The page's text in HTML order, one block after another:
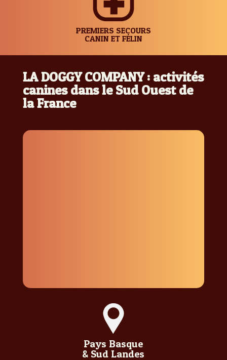
PREMIERS SECOURS
CANIN ET FÉLIN
LA DOGGY COMPANY : activités
canines dans le Sud Ouest de
la France
Pays Basque
& Sud Landes